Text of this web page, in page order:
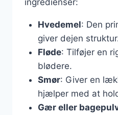
Hvedemel: Den
giver dejen
Fløde: Tilføjer en
blødere.
Smør: Giver en
hjælper med at
Gær eller